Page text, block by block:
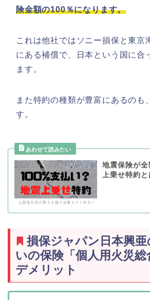
険金額の100％になります。
これは他社ではソニー損保と東京
にある補償で、日本という国に合
ます。
また特約の種類が豊富にあるのも
す。
地震保険が
上乗せ特約と
損保ジャパン日本興亜
いの保険「個人用火災
デメリット